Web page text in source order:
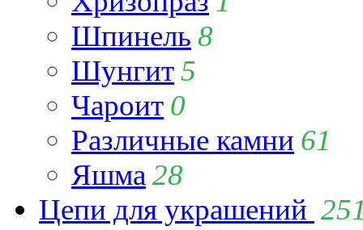
Шпинель 8
Шунгит5
Чароит 0
Различные камни 61
Яшма 28
Цепи для украшений